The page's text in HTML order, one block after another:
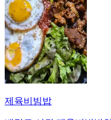
제육비빔밥